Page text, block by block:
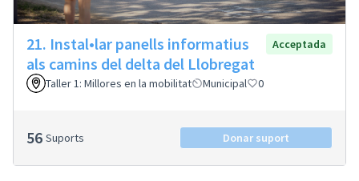
21. Instal•lar panells informatius
als camins del delta del Llobregat
Acceptada
Taller 1: Millores en la mobilitat Municipal 0
56 Suports Donar suport